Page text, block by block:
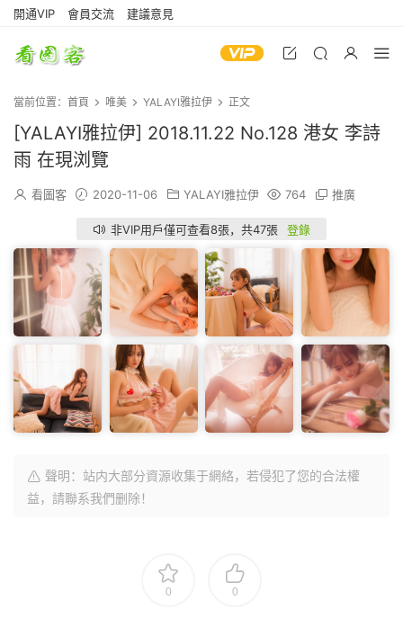
開通VIP 會員交流 建議意見
當前位置： 首頁 唯美 YALAYI雅拉伊 正文
[YALAYI雅拉伊] 2018.11.22 No.128 港女 李詩
雨 在現浏覽
看圖客 2020-11-06 YALAYI雅拉伊 764 推廣
非VIP用戶僅可查看8張，共47張 登錄
聲明：站内大部分資源收集于網絡，若侵犯了您的合法權
益，請聯系我們删除！
0 0